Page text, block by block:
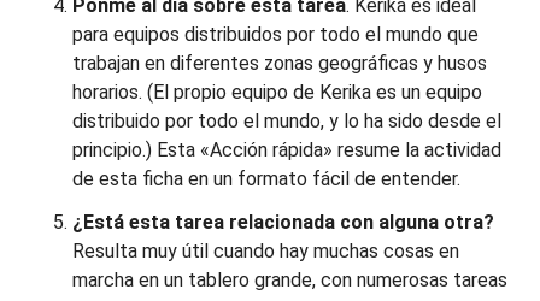
Ponme al día sobre esta tarea. Kerika es ideal
para equipos distribuidos por todo el mundo que
trabajan en diferentes zonas geográficas y husos
horarios. (El propio equipo de Kerika es un equipo
distribuido por todo el mundo, y lo ha sido desde el
principio.) Esta «Acción rápida» resume la actividad
de esta ficha en un formato fácil de entender.
¿Está esta tarea relacionada con alguna otra?
Resulta muy útil cuando hay muchas cosas en
marcha en un tablero grande, con numerosas tareas